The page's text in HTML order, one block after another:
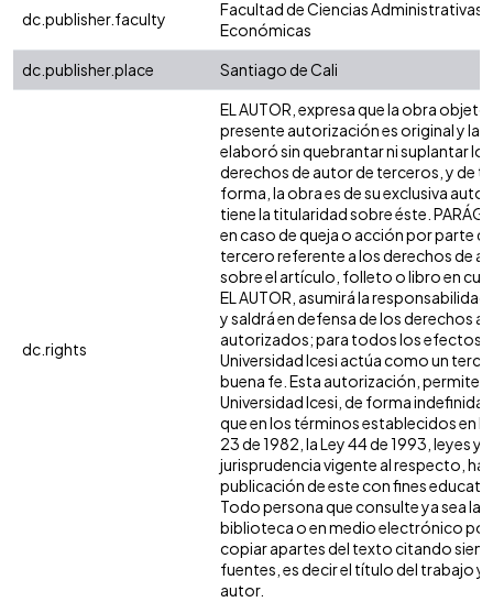
dc.publisher.faculty
Facultad de Ciencias Administrativas y
Económicas
dc.publisher.place
Santiago de Cali
dc.rights
EL AUTOR, expresa que la obra objeto
presente autorización es original y la
elaboró sin quebrantar ni suplantar los
derechos de autor de terceros, y de
forma, la obra es de su exclusiva
tiene la titularidad sobre éste.
en caso de queja o acción por parte
tercero referente a los derechos de
sobre el artículo, folleto o libro en
EL AUTOR, asumirá la
y saldrá en defensa de los derechos
autorizados; para todos los efectos,
Universidad Icesi actúa como un
buena fe. Esta autorización, permite a
Universidad Icesi, de forma indefinida,
que en los términos establecidos en la
23 de 1982, la Ley 44 de 1993, leyes y
jurisprudencia vigente al respecto,
publicación de este con fines
Todo persona que consulte ya sea la
biblioteca o en medio electrónico
copiar apartes del texto citando
fuentes, es decir el título del trabajo y
autor.